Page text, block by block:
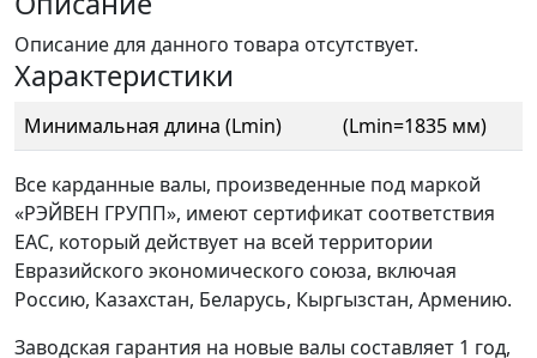
Описание для данного товара отсутствует.
Характеристики
Минимальная длина (Lmin) (Lmin=1835 мм)
Все карданные валы, произведенные под маркой
«РЭЙВЕН ГРУПП», имеют сертификат соответствия
ЕАС, который действует на всей территории
Евразийского экономического союза, включая
Россию, Казахстан, Беларусь, Кыргызстан, Армению.
Заводская гарантия на новые валы составляет 1 год,